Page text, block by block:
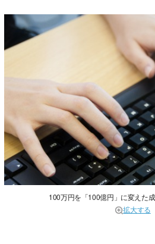
100万円を「100億円」に変えた
拡大する